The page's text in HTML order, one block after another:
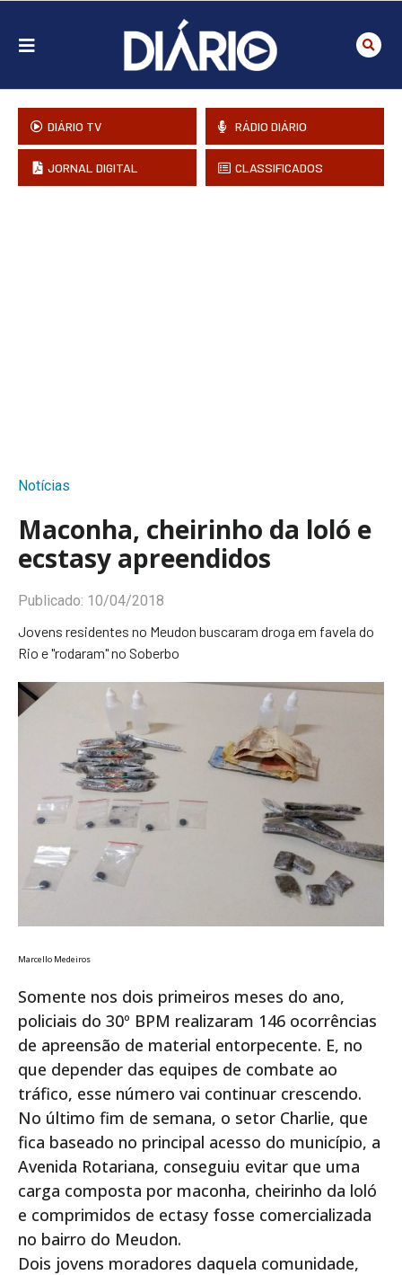
DIÁRIO TV RÁDIO DIÁRIO
JORNAL DIGITAL CLASSIFICADOS
Notícias
Maconha, cheirinho da loló e
ecstasy apreendidos
Publicado: 10/04/2018
Jovens residentes no Meudon buscaram droga em favela do
Rio e "rodaram" no Soberbo
Marcello Medeiros
Somente nos dois primeiros meses do ano,
policiais do 30º BPM realizaram 146 ocorrências
de apreensão de material entorpecente. E, no
que depender das equipes de combate ao
tráfico, esse número vai continuar crescendo.
No último fim de semana, o setor Charlie, que
fica baseado no principal acesso do município, a
Avenida Rotariana, conseguiu evitar que uma
carga composta por maconha, cheirinho da loló
e comprimidos de ectasy fosse comercializada
no bairro do Meudon.
Dois jovens moradores daquela comunidade,